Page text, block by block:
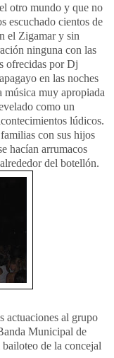
otro mundo y que no
escuchado cientos de
el Zigamar y sin
ninguna con las
ofrecidas por Dj
en las noches
música muy apropiada
como un
lúdicos.
con sus hijos
hacían arrumacos
del botellón.
actuaciones al grupo
Municipal de
de la concejal